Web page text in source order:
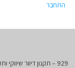
התחבר
929 – תקנון דיוור שיווקי ותקשורת דיגיטלית